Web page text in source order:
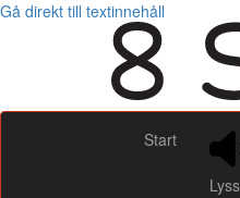
Gå direkt till textinnehåll
Start